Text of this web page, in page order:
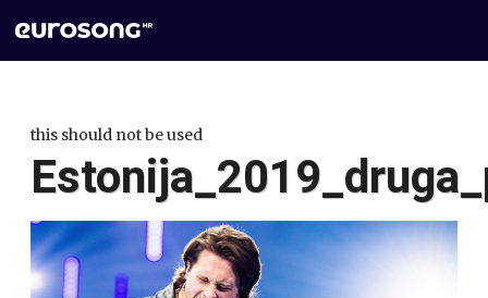
this should not be used